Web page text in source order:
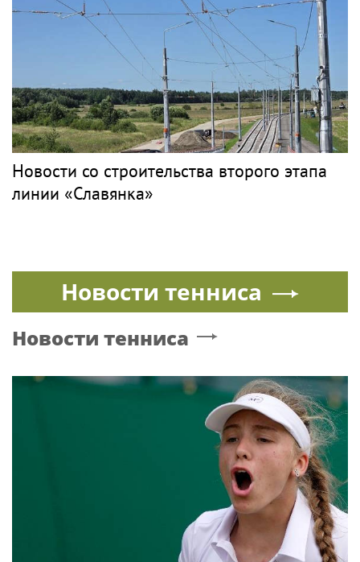
Новости со строительства второго этапа
линии «Славянка»
Новости тенниса
Новости тенниса